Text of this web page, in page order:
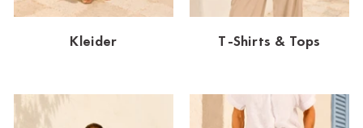
Dornbirn
Dortmund-Hombruch
Essen
Kleider T-Shirts & Tops